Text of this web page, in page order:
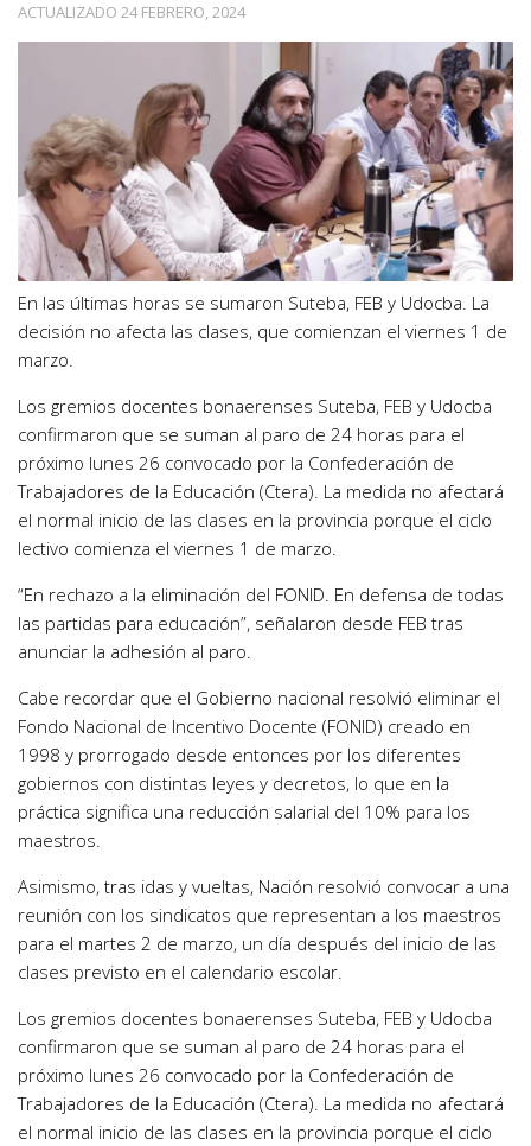
ACTUALIZADO 24 FEBRERO, 2024
En las últimas horas se sumaron Suteba, FEB y Udocba. La
decisión no afecta las clases, que comienzan el viernes 1 de
marzo.
Los gremios docentes bonaerenses Suteba, FEB y Udocba
confirmaron que se suman al paro de 24 horas para el
próximo lunes 26 convocado por la Confederación de
Trabajadores de la Educación (Ctera). La medida no afectará
el normal inicio de las clases en la provincia porque el ciclo
lectivo comienza el viernes 1 de marzo.
“En rechazo a la eliminación del FONID. En defensa de todas
las partidas para educación”, señalaron desde FEB tras
anunciar la adhesión al paro.
Cabe recordar que el Gobierno nacional resolvió eliminar el
Fondo Nacional de Incentivo Docente (FONID) creado en
1998 y prorrogado desde entonces por los diferentes
gobiernos con distintas leyes y decretos, lo que en la
práctica significa una reducción salarial del 10% para los
maestros.
Asimismo, tras idas y vueltas, Nación resolvió convocar a una
reunión con los sindicatos que representan a los maestros
para el martes 2 de marzo, un día después del inicio de las
clases previsto en el calendario escolar.
Los gremios docentes bonaerenses Suteba, FEB y Udocba
confirmaron que se suman al paro de 24 horas para el
próximo lunes 26 convocado por la Confederación de
Trabajadores de la Educación (Ctera). La medida no afectará
el normal inicio de las clases en la provincia porque el ciclo